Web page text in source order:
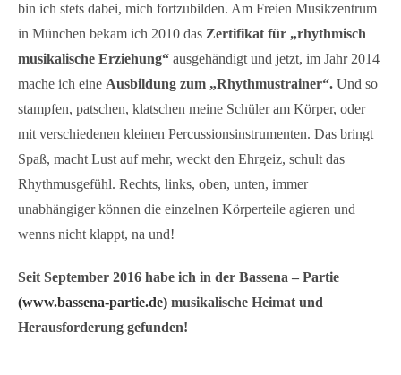
bin ich stets dabei, mich fortzubilden. Am Freien Musikzentrum
in München bekam ich 2010 das Zertifikat für „rhythmisch
musikalische Erziehung“ ausgehändigt und jetzt, im Jahr 2014
mache ich eine Ausbildung zum „Rhythmustrainer“. Und so
stampfen, patschen, klatschen meine Schüler am Körper, oder
mit verschiedenen kleinen Percussionsinstrumenten. Das bringt
Spaß, macht Lust auf mehr, weckt den Ehrgeiz, schult das
Rhythmusgefühl. Rechts, links, oben, unten, immer
unabhängiger können die einzelnen Körperteile agieren und
wenns nicht klappt, na und!
Seit September 2016 habe ich in der Bassena – Partie
(www.bassena-partie.de) musikalische Heimat und
Herausforderung gefunden!